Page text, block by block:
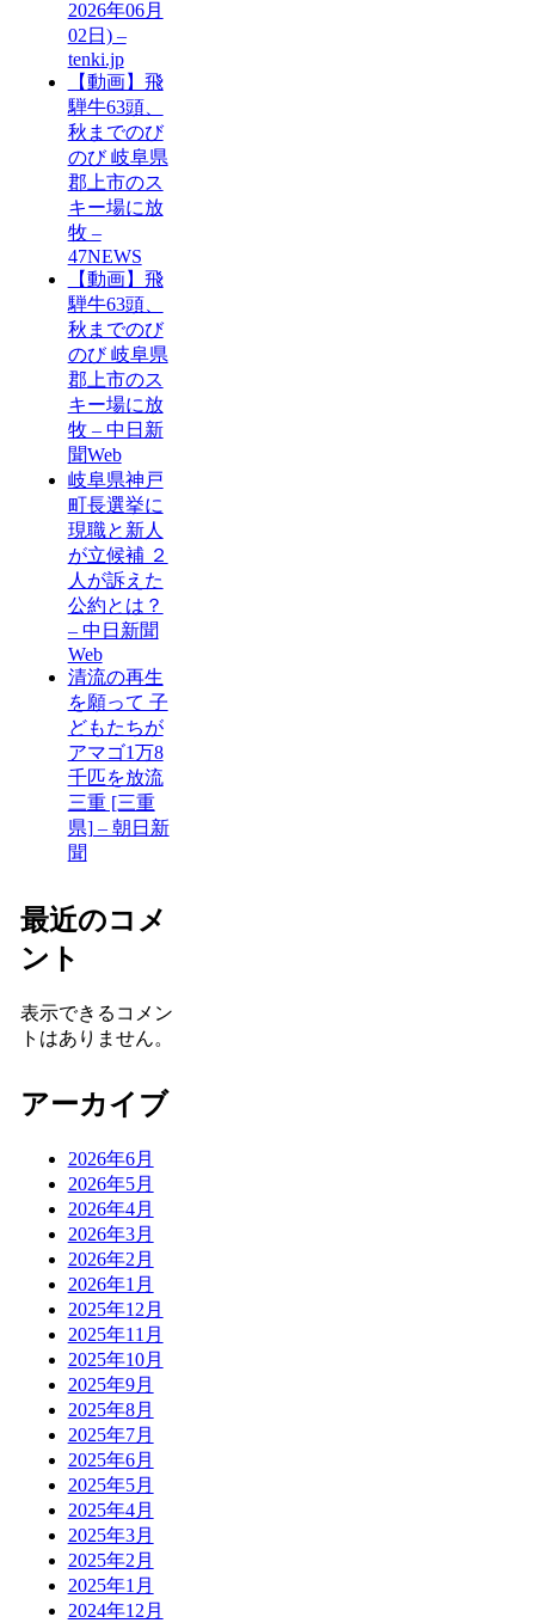
2026年06月
02日) –
tenki.jp
【動画】飛
騨牛63頭、
秋までのび
のび 岐阜県
郡上市のス
キー場に放
牧 –
47NEWS
【動画】飛
騨牛63頭、
秋までのび
のび 岐阜県
郡上市のス
キー場に放
牧 – 中日新
聞Web
岐阜県神戸
町長選挙に
現職と新人
が立候補 ２
人が訴えた
公約とは？
– 中日新聞
Web
清流の再生
を願って 子
どもたちが
アマゴ1万8
千匹を放流
三重 [三重
県] – 朝日新
聞
最近のコメ
ント
表示できるコメン
トはありません。
アーカイブ
2026年6月
2026年5月
2026年4月
2026年3月
2026年2月
2026年1月
2025年12月
2025年11月
2025年10月
2025年9月
2025年8月
2025年7月
2025年6月
2025年5月
2025年4月
2025年3月
2025年2月
2025年1月
2024年12月